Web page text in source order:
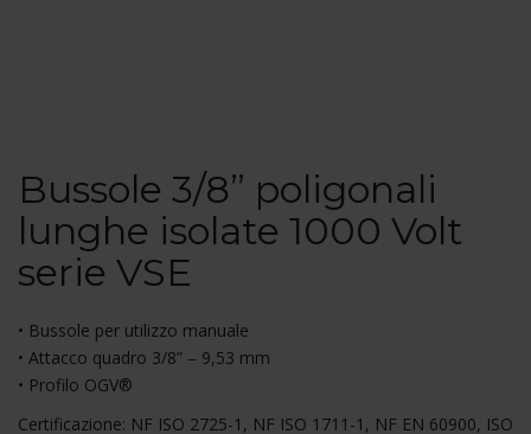
Bussole 3/8” poligonali
lunghe isolate 1000 Volt
serie VSE
• Bussole per utilizzo manuale
• Attacco quadro 3/8” – 9,53 mm
• Profilo OGV®
Certificazione: NF ISO 2725-1, NF ISO 1711-1, NF EN 60900, ISO